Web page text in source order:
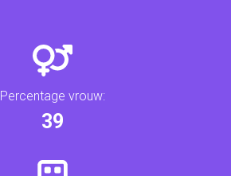
Percentage vrouw:
41